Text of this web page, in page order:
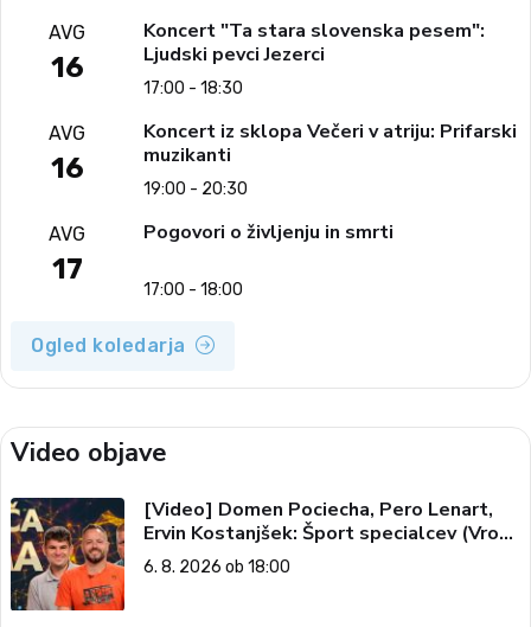
AVG
16
Koncert "Ta stara slovenska pesem":
Ljudski pevci Jezerci
17:00 - 18:30
AVG
16
Koncert iz sklopa Večeri v atriju: Prifarski
muzikanti
19:00 - 20:30
AVG
17
Pogovori o življenju in smrti
17:00 - 18:00
Ogled koledarja
Video objave
[Video] Domen Pociecha, Pero Lenart,
Ervin Kostanjšek: Šport specialcev (Vroča
tema, 6. 8. 2026)
6. 8. 2026 ob 18:00